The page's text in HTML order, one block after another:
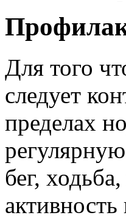
Для того
следует
пределах
бег,